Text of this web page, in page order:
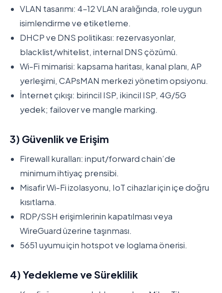
VLAN tasarımı: 4-12 VLAN aralığında, role uygun
isimlendirme ve etiketleme.
DHCP ve DNS politikası: rezervasyonlar,
blacklist/whitelist, internal DNS çözümü.
Wi-Fi mimarisi: kapsama haritası, kanal planı, AP
yerleşimi, CAPsMAN merkezi yönetim opsiyonu.
İnternet çıkışı: birincil ISP, ikincil ISP, 4G/5G
yedek; failover ve mangle marking.
3) Güvenlik ve Erişim
Firewall kuralları: input/forward chain’de
minimum ihtiyaç prensibi.
Misafir Wi-Fi izolasyonu, IoT cihazlar için içe doğru
kısıtlama.
RDP/SSH erişimlerinin kapatılması veya
WireGuard üzerine taşınması.
5651 uyumu için hotspot ve loglama önerisi.
4) Yedekleme ve Süreklilik